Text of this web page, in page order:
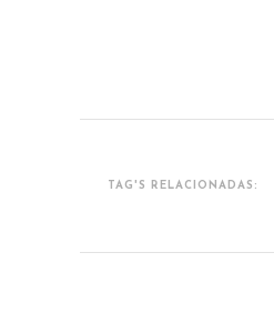
TAG'S RELACIONADAS: